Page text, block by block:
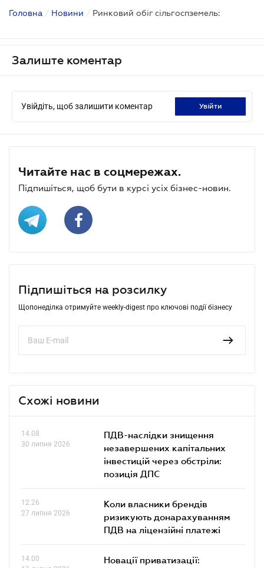
Головна / Новини / Ринковий обіг сільгоспземель:
Залиште коментар
Увійдіть, щоб залишити коментар увійти
Читайте нас в соцмережах.
Підпишіться, щоб бути в курсі усіх бізнес-новин.
Підпишіться на розсилку
Щопонеділка отримуйте weekly-digest про ключові події бізнесу
Схожі новини
14.08
30 липня 2026
ПДВ-наслідки знищення
незавершених капітальних
інвестицій через обстріли:
позиція ДПС
12.26
27 липня 2026
Коли власники брендів
ризикують донарахуванням
ПДВ на ліцензійні платежі
14.00
Новації приватизації: